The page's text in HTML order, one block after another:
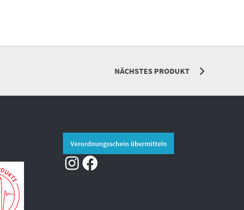
NÄCHSTES PRODUKT
Verordnungsschein übermitteln
Instagram Facebook